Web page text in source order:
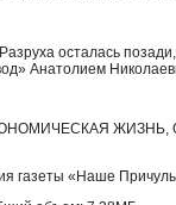
Разруха осталась
Анатолием
газеты «Наше